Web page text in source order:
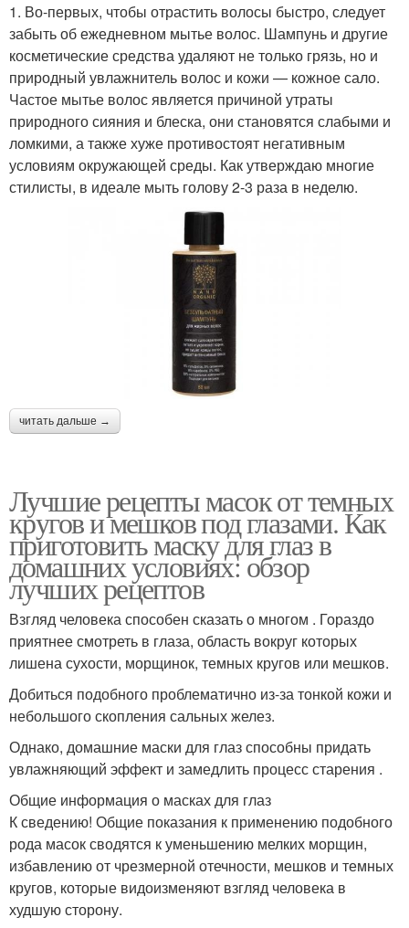
1. Во-первых, чтобы отрастить волосы быстро, следует
забыть об ежедневном мытье волос. Шампунь и другие
косметические средства удаляют не только грязь, но и
природный увлажнитель волос и кожи — кожное сало.
Частое мытье волос является причиной утраты
природного сияния и блеска, они становятся слабыми и
ломкими, а также хуже противостоят негативным
условиям окружающей среды. Как утверждаю многие
стилисты, в идеале мыть голову 2-3 раза в неделю.
читать дальше →
Лучшие рецепты масок от темных
кругов и мешков под глазами. Как
приготовить маску для глаз в
домашних условиях: обзор
лучших рецептов
Взгляд человека способен сказать о многом . Гораздо
приятнее смотреть в глаза, область вокруг которых
лишена сухости, морщинок, темных кругов или мешков.
Добиться подобного проблематично из-за тонкой кожи и
небольшого скопления сальных желез.
Однако, домашние маски для глаз способны придать
увлажняющий эффект и замедлить процесс старения .
Общие информация о масках для глаз
К сведению! Общие показания к применению подобного
рода масок сводятся к уменьшению мелких морщин,
избавлению от чрезмерной отечности, мешков и темных
кругов, которые видоизменяют взгляд человека в
худшую сторону.